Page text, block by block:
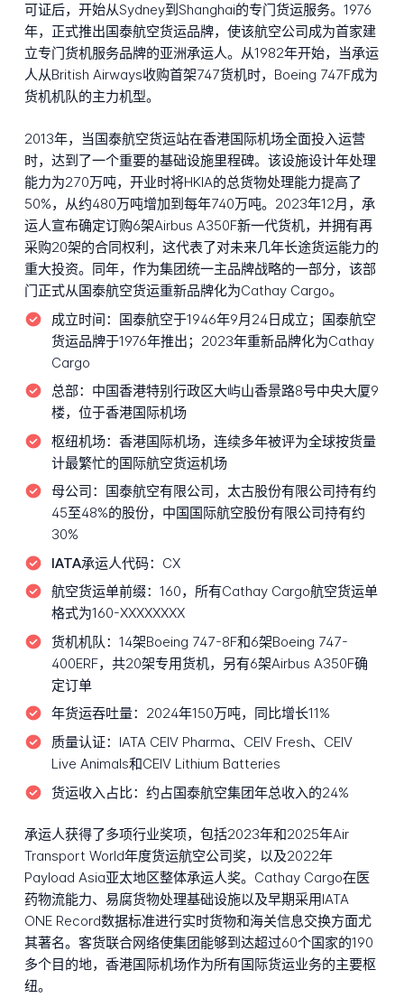
可证后，开始从Sydney到Shanghai的专门货运服务。1976
年，正式推出国泰航空货运品牌，使该航空公司成为首家建
立专门货机服务品牌的亚洲承运人。从1982年开始，当承运
人从British Airways收购首架747货机时，Boeing 747F成为
货机机队的主力机型。
2013年，当国泰航空货运站在香港国际机场全面投入运营
时，达到了一个重要的基础设施里程碑。该设施设计年处理
能力为270万吨，开业时将HKIA的总货物处理能力提高了
50%，从约480万吨增加到每年740万吨。2023年12月，承
运人宣布确定订购6架Airbus A350F新一代货机，并拥有再
采购20架的合同权利，这代表了对未来几年长途货运能力的
重大投资。同年，作为集团统一主品牌战略的一部分，该部
门正式从国泰航空货运重新品牌化为Cathay Cargo。
成立时间： 国泰航空于1946年9月24日成立；国泰航空
货运品牌于1976年推出；2023年重新品牌化为Cathay
Cargo
总部： 中国香港特别行政区大屿山香景路8号中央大厦9
楼，位于香港国际机场
枢纽机场： 香港国际机场，连续多年被评为全球按货量
计最繁忙的国际航空货运机场
母公司：
国泰航空有限公司，太古股份有限公司持有约
45至48%的股份，中国国际航空股份有限公司持有约
30%
IATA承运人代码： CX
航空货运单前缀： 160，所有Cathay Cargo航空货运单
格式为160-XXXXXXXX
货机机队： 14架Boeing 747-8F和6架Boeing 747-
400ERF，共20架专用货机，另有6架Airbus A350F确
定订单
年货运吞吐量： 2024年150万吨，同比增长11%
质量认证： IATA CEIV Pharma、CEIV Fresh、CEIV
Live Animals和CEIV Lithium Batteries
货运收入占比： 约占国泰航空集团年总收入的24%
承运人获得了多项行业奖项，包括2023年和2025年Air
Transport World年度货运航空公司奖，以及2022年
Payload Asia亚太地区整体承运人奖。Cathay Cargo在医
药物流能力、易腐货物处理基础设施以及早期采用IATA
ONE Record数据标准进行实时货物和海关信息交换方面尤
其著名。客货联合网络使集团能够到达超过60个国家的190
多个目的地，香港国际机场作为所有国际货运业务的主要枢
纽。